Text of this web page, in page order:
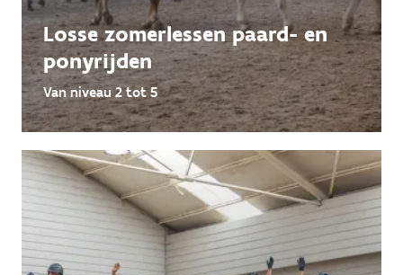
Losse zomerlessen paard- en
ponyrijden
Van niveau 2 tot 5